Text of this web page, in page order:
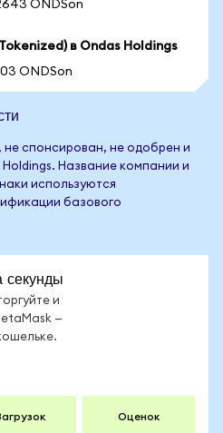
ONDSon
в Ondas Holdings
ONDSon
не спонсирован, не одобрен и
Название компании и
используются
базового
и
—
Оценок